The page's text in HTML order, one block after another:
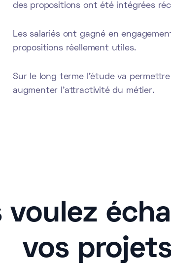
des propositions ont été intégrées
Les salariés ont gagné en
propositions réellement utiles.
Sur le long terme l'étude va
augmenter l'attractivité du métier.
voulez
vos